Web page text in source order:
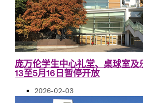
庞万伦学生中心礼堂、桌球室及
13至5月16日暂停开放
2026-02-03